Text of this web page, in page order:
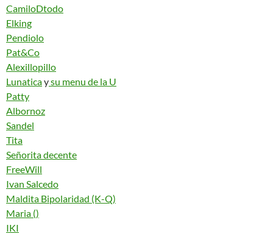
CamiloDtodo
Elking
Pendiolo
Pat&Co
Alexillopillo
Lunaticaysu menu de la U
Patty
Albornoz
Sandel
Tita
Señorita decente
FreeWill
Ivan Salcedo
Maldita Bipolaridad (K-Q)
Maria ()
IKI